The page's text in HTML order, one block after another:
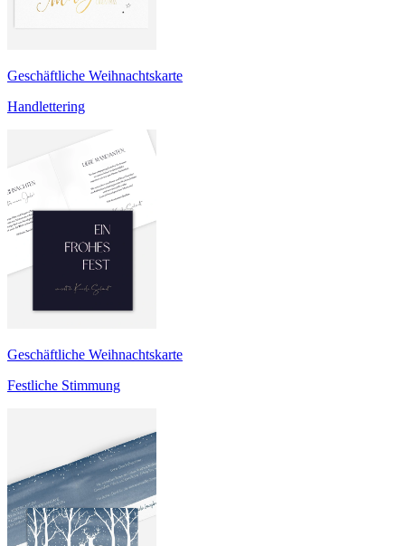
Geschäftliche Weihnachtskarte
Handlettering
Geschäftliche Weihnachtskarte
Festliche Stimmung